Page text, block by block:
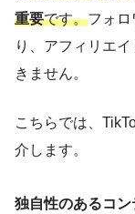
重要です。フォ
り、アフィリエ
きません。
こちらでは、
介します。
独自性のあるコ